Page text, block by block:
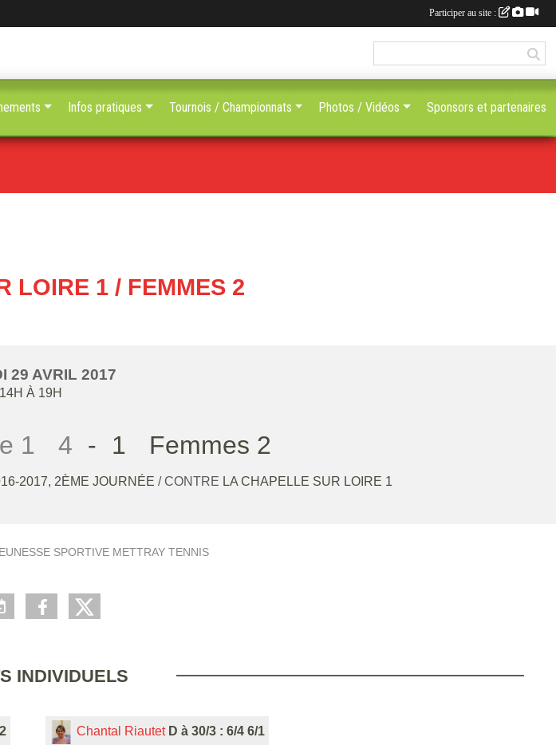
LOIRE 1 / FEMMES 2
29 AVRIL 2017
À 19H
1 4 - 1 Femmes 2
2017, 2ÈME JOURNÉE / CONTRE LA CHAPELLE SUR LOIRE 1
SPORTIVE METTRAY TENNIS
INDIVIDUELS
Chantal Riautet D à 30/3 : 6/4 6/1
Infos pratiques Tournois / Championnats Photos / Vidéos Sponsors et partenaires
Participer au site :